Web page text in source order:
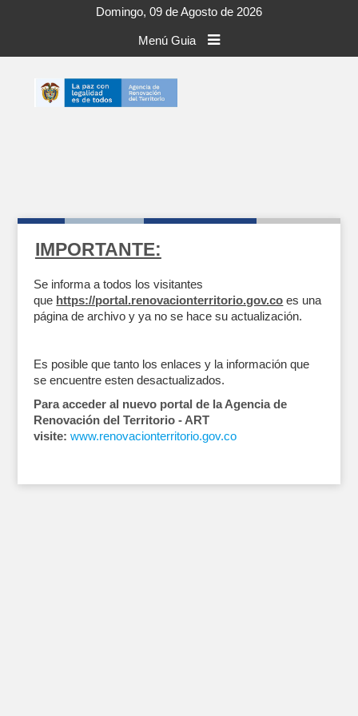
Domingo, 09 de Agosto de 2026
Menú Guia
IMPORTANTE:
Se informa a todos los visitantes
que https://portal.renovacionterritorio.gov.co es una
página de archivo y ya no se hace su actualización.
Es posible que tanto los enlaces y la información que
se encuentre esten desactualizados.
Para acceder al nuevo portal de la Agencia de
Renovación del Territorio - ART
visite: www.renovacionterritorio.gov.co